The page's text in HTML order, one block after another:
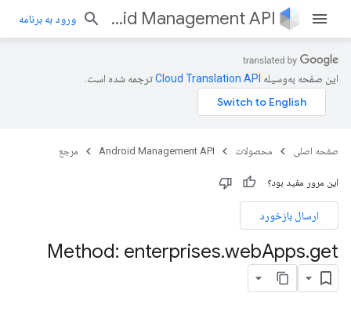
Android Management API ورود به برنامه
این صفحه به‌وسیله ترجمه شده است.
صفحه اصلی محصولات Android Management API مرجع
این مرور مفید بود؟
ارسال بازخورد
Method: enterprises.webApps.get